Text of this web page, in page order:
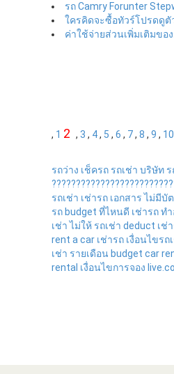
รถ Camry Forunter
ใครคิดจะซื้อทัวร์โปรดดูตั
ค่าใช้จ่ายส่วนเพิ่มเติมขอ
, 1 2 , 3 , 4, 5 , 6 , 7, 8 , 9 , 10
รถว่าง เช็ครถ รถเช่า บริษัท ร
รถเช่า เช่ารถ เอกสาร ไม่มีบั
รถ budget ที่ไหนดี เช่ารถ ทำ
เช่า ไม่ให้ รถเช่า deduct เช่
rent a car เช่ารถ เงื่อนไขรถ
เช่า รายเดือน budget car
rental เงื่อนไขการจอง